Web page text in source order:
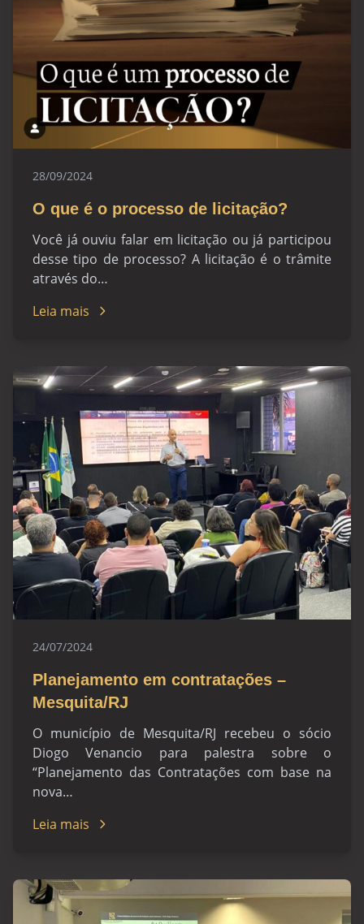
28/09/2024
O que é o processo de licitação?
Você já ouviu falar em licitação ou já participou
desse tipo de processo? A licitação é o trâmite
através do…
Leia mais
24/07/2024
Planejamento em contratações –
Mesquita/RJ
O município de Mesquita/RJ recebeu o sócio
Diogo Venancio para palestra sobre o
“Planejamento das Contratações com base na
nova…
Leia mais